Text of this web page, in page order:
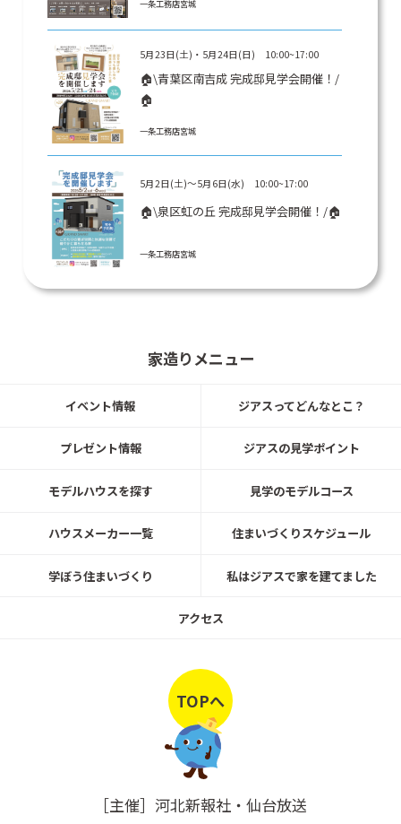
一条工務店宮城
5月23日(土)・5月24日(日) 10:00~17:00
🏠\青葉区南吉成 完成邸見学会開催！/
🏠
一条工務店宮城
5月2日(土)～5月6日(水) 10:00~17:00
🏠\泉区虹の丘 完成邸見学会開催！/🏠
一条工務店宮城
会随時開催中！
3月28日(土)・3月29日(日) 10:00~17:00
一条工務店宮城
\🏠名取市田高 入居宅見学会開催！
一条工務店宮城
3月7日(土)・3月8日(日) 10:00～17:00
🏠\大和町しあわせの杜 完成邸見学会
開催！/🏠
一条工務店宮城
家造りメニュー
イベント情報
プレゼント情報
モデルハウスを探す
ハウスメーカー一覧
学ぼう住まいづくり
ジアスってどんなとこ？
ジアスの見学ポイント
見学のモデルコース
住まいづくりスケジュール
私はジアスで家を建てました
アクセス
TOPへ
［主催］河北新報社・仙台放送